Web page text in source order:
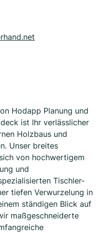
Hodapp Planung und
ist Ihr verlässlicher
Holzbaus und
Unser breites
von hochwertigem
und
Tischler-
tiefen Verwurzelung in
ständigen Blick auf
maßgeschneiderte